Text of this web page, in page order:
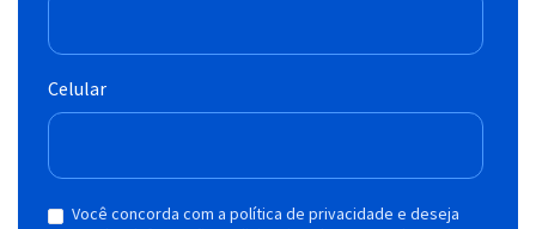
Celular
Você concorda com a política de privacidade e deseja